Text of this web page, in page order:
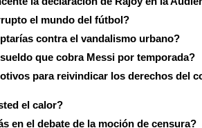
el mundo del fútbol?
contra el vandalismo urbano?
que cobra Messi por temporada?
para reivindicar los derechos del
el calor?
en el debate de la moción de censura?